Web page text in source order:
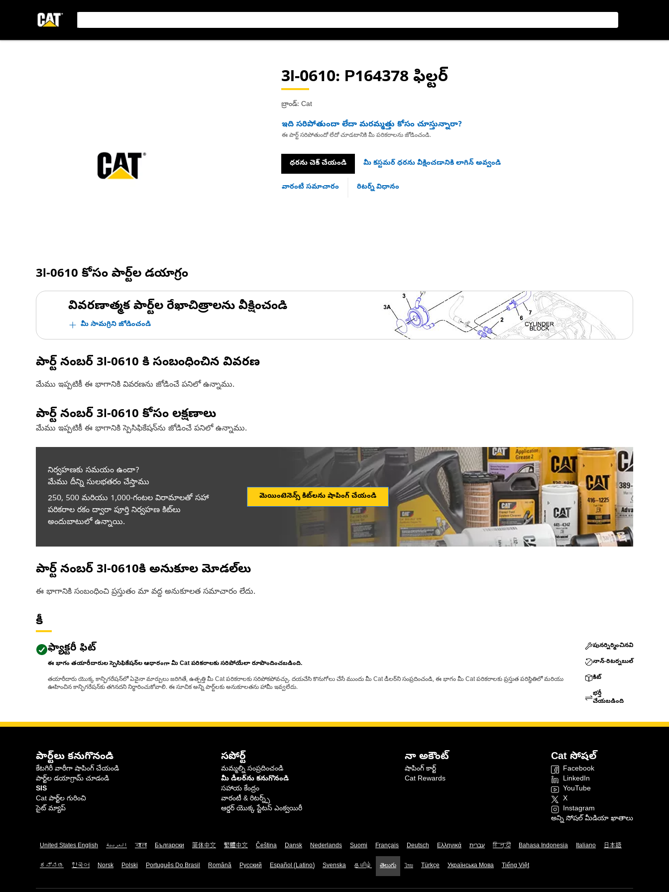
3I-0610: P164378 ఫిల్టర్
బ్రాండ్: Cat
ఇది సరిపోతుందా లేదా మరమ్మత్తు కోసం చూస్తున్నారా?
ఈ పార్ట్ సరిపోతుందో లేదో చూడటానికి మీ పరికరాలను జోడించండి.
ధరను చెక్ చేయండి మీ కస్టమర్ ధరను వీక్షించడానికి లాగిన్ అవ్వండి
వారంటీ సమాచారం రిటర్న్ విధానం
3I-0610 కోసం పార్ట్‌ల డయాగ్రం
వివరణాత్మక పార్ట్‌ల రేఖాచిత్రాలను వీక్షించండి
మీ సామగ్రిని జోడించండి
పార్ట్ నంబర్ 3I-0610 కి సంబంధించిన వివరణ
మేము ఇప్పటికీ ఈ భాగానికి వివరణను జోడించే పనిలో ఉన్నాము.
పార్ట్ నంబర్ 3I-0610 కోసం లక్షణాలు
మేము ఇప్పటికీ ఈ భాగానికి స్పెసిఫికేషన్‌ను జోడించే పనిలో ఉన్నాము.
నిర్వహణకు సమయం ఉందా?
మేము దీన్ని సులభతరం చేస్తాము
250, 500 మరియు 1,000-గంటల విరామాలతో సహా
పరికరాల రకం ద్వారా పూర్తి నిర్వహణ కిట్‌లు
అందుబాటులో ఉన్నాయి.
మెయింటెనెన్స్ కిట్‌లను షాపింగ్ చేయండి
పార్ట్ నంబర్ 3I-0610కి అనుకూల మోడల్‌లు
ఈ భాగానికి సంబంధించి ప్రస్తుతం మా వద్ద అనుకూలత సమాచారం లేదు.
కీ
ఫ్యాక్టరీ ఫిట్
ఈ భాగం తయారీదారుల స్పెసిఫికేషన్‌ల ఆధారంగా మీ Cat పరికరాలకు సరిపోయేలా రూపొందించబడింది.
తయారీదారు యొక్క కాన్ఫిగరేషన్‌లో ఏవైనా మార్పులు జరిగితే, ఉత్పత్తి మీ Cat పరికరాలకు సరిపోకపోవచ్చు. దయచేసి కొనుగోలు చేసే ముందు మీ Cat డీలర్‌ని సంప్రదించండి, ఈ భాగం మీ Cat పరికరాలకు ప్రస్తుత పరిస్థితిలో మరియు
ఊహించిన కాన్ఫిగరేషన్‌కు తగినదని నిర్ధారించుకోవాలి. ఈ సూచిక అన్ని పార్ట్‌లకు అనుకూలతను హామీ ఇవ్వలేదు.
పునర్నిర్మించినవి
నాన్-రిటర్నబుల్
కిట్
భర్తీ
చేయబడింది
పార్ట్‌లు కనుగొనండి
కేటగిరీ వారీగా షాపింగ్ చేయండి
పార్ట్‌ల డయాగ్రామ్ చూడండి
SIS
Cat పార్ట్‌ల గురించి
సైట్ మ్యాప్
సపోర్ట్
మమ్మల్ని సంప్రదించండి
మీ డీలర్‌ను కనుగొనండి
సహాయ కేంద్రం
వారంటీ & రిటర్న్స్
ఆర్డర్ యొక్క స్టేటస్ ఎంక్వయిరీ
నా అకౌంట్
షాపింగ్ కార్ట్
Cat Rewards
Cat సోషల్
Facebook
LinkedIn
YouTube
X
Instagram
అన్ని సోషల్ మీడియా ఖాతాలు
United States English العربية বাংলা Български 简体中文 繁體中文 Čeština Dansk Nederlands Suomi Français Deutsch Ελληνικά עברית हिन्दी Bahasa Indonesia Italiano 日本語
ಕನ್ನಡ 한국어 Norsk Polski Português Do Brasil Română Русский Español (Latino) Svenska தமிழ் తెలుగు ไทย Türkçe Українська Мова Tiếng Việt